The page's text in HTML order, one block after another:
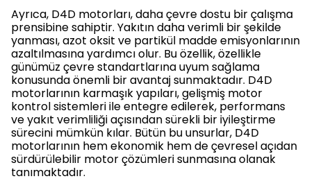
Ayrıca, D4D motorları, daha çevre dostu bir çalışma
prensibine sahiptir. Yakıtın daha verimli bir şekilde
yanması, azot oksit ve partikül madde emisyonlarının
azaltılmasına yardımcı olur. Bu özellik, özellikle
günümüz çevre standartlarına uyum sağlama
konusunda önemli bir avantaj sunmaktadır. D4D
motorlarının karmaşık yapıları, gelişmiş motor
kontrol sistemleri ile entegre edilerek, performans
ve yakıt verimliliği açısından sürekli bir iyileştirme
sürecini mümkün kılar. Bütün bu unsurlar, D4D
motorlarının hem ekonomik hem de çevresel açıdan
sürdürülebilir motor çözümleri sunmasına olanak
tanımaktadır.